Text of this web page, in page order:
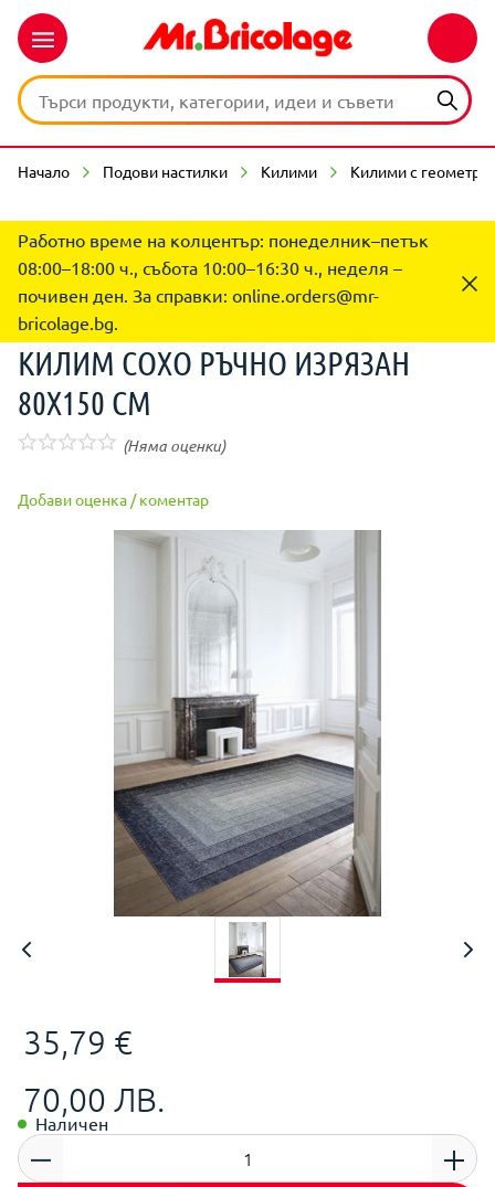
Начало Подови настилки Килими Килими с
Работно време на колцентър: понеделник–петък
08:00–18:00 ч., събота 10:00–16:30 ч., неделя –
почивен ден. За справки: online.orders@mr-
bricolage.bg.
КИЛИМ СОХО РЪЧНО ИЗРЯЗАН
80Х150 СМ
(Няма оценки)
Добави оценка / коментар
35,79 €
70,00 ЛВ.
Наличен